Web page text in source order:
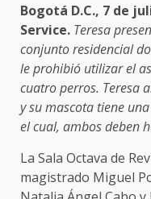
Bogotá D.C., 7 de
Service. Teresa
conjunto residencial
le prohibió utilizar el
cuatro perros. Teresa
y su mascota tiene
el cual, ambos deben
La Sala Octava de
magistrado Miguel